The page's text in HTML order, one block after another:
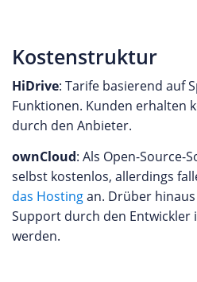
Kostenstruktur
HiDrive: Tarife basierend auf
Funktionen. Kunden erhalten
durch den Anbieter.
ownCloud: Als Open-Source-
selbst kostenlos, allerdings
das Hostingan. Drüber
Support durch den Entwickler
werden.